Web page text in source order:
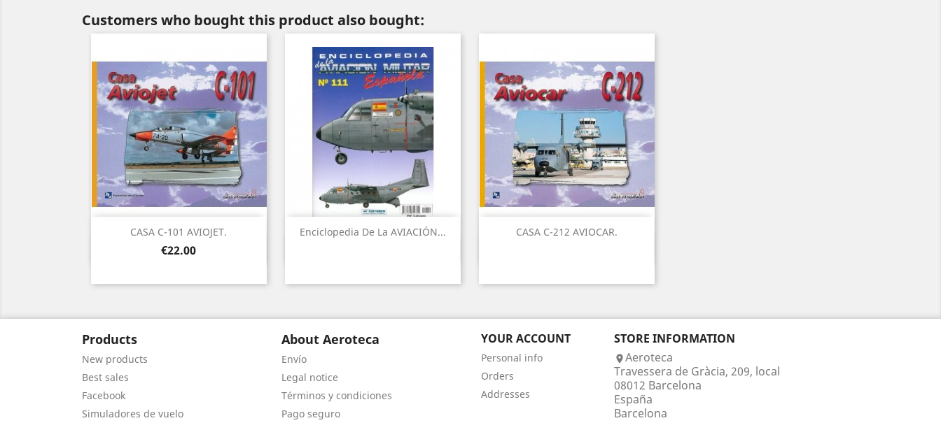
Customers who bought this product also bought:
CASA C-101 AVIOJET.
Price
€22.00
Quick view
Enciclopedia De La AVIACIÓN... CASA C-212 AVIOCAR.
Products
New products
Best sales
Facebook
Simuladores de vuelo
About Aeroteca
Envío
Legal notice
Términos y condiciones
Pago seguro
YOUR ACCOUNT
Personal info
Orders
Addresses
STORE INFORMATION
Aeroteca
Travessera de Gràcia, 209, local
08012 Barcelona
España
Barcelona